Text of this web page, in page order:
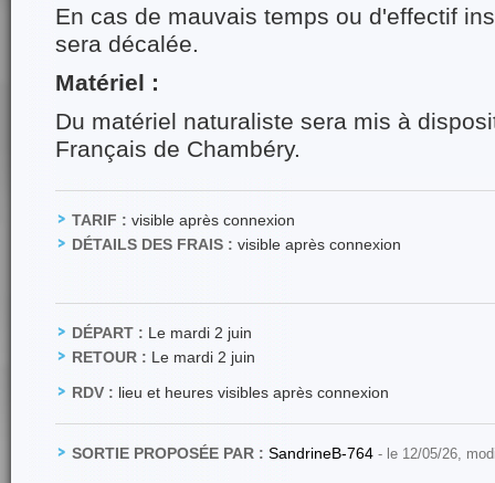
En cas de mauvais temps ou d'effectif
sera décalée.
Matériel :
Du matériel naturaliste sera mis à
Français de Chambéry.
TARIF : visible après connexion
DÉTAILS DES FRAIS : visible après connexion
DÉPART : Le mardi 2 juin
RETOUR : Le mardi 2 juin
RDV : lieu et heures visibles après connexion
SORTIE PROPOSÉE PAR : SandrineB-764 - le 12/05/26,